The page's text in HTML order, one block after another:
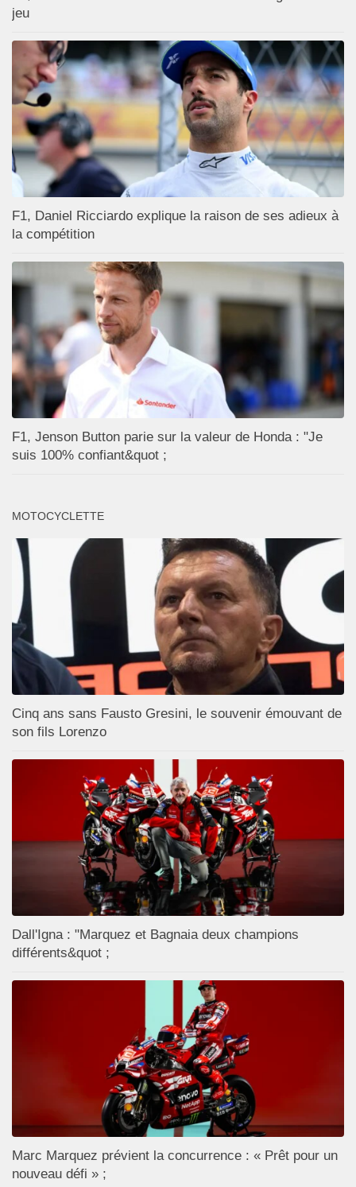
jeu
F1, Daniel Ricciardo explique la raison de ses adieux à
la compétition
F1, Jenson Button parie sur la valeur de Honda : "Je
suis 100% confiant&quot ;
MOTOCYCLETTE
Cinq ans sans Fausto Gresini, le souvenir émouvant de
son fils Lorenzo
Dall'Igna : "Marquez et Bagnaia deux champions
différents&quot ;
Marc Marquez prévient la concurrence : « Prêt pour un
nouveau défi » ;